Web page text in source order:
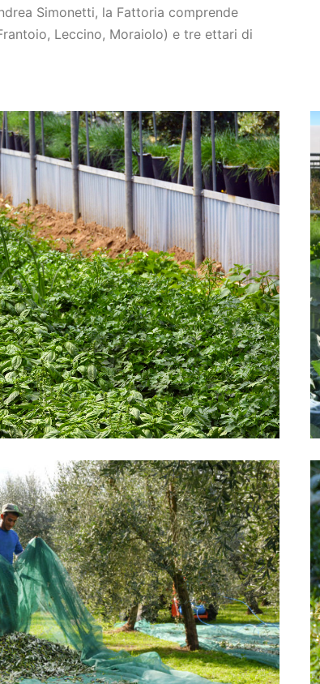
Simonetti, la Fattoria comprende
Leccino, Moraiolo) e tre ettari di